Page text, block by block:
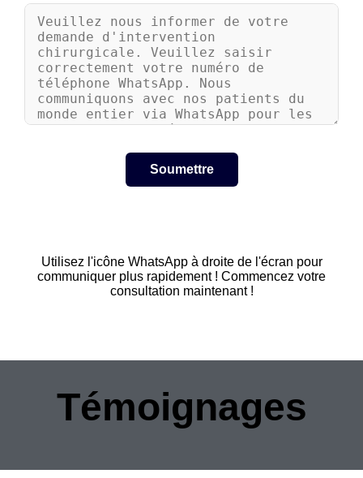
Utilisez l'icône WhatsApp à droite de l'écran pour
communiquer plus rapidement ! Commencez votre
consultation maintenant !
Témoignages